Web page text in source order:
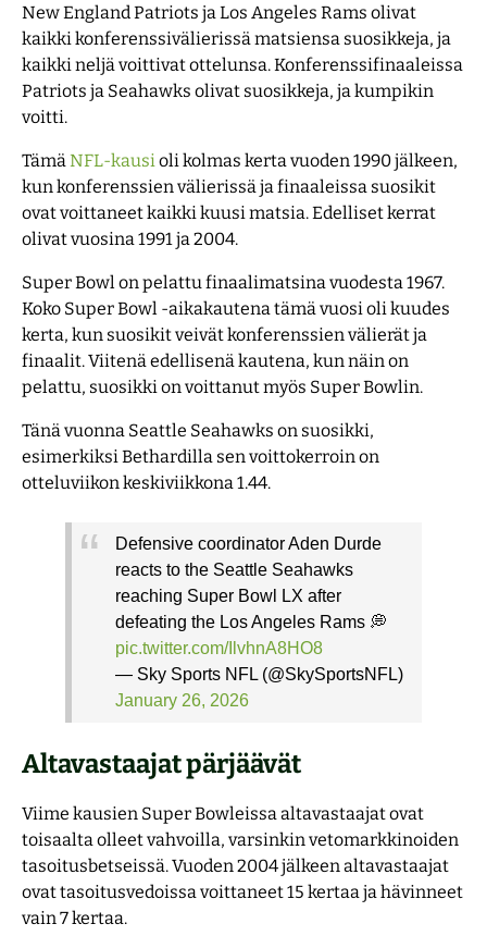
New England Patriots ja Los Angeles Rams olivat
kaikki konferenssivälierissä matsiensa suosikkeja, ja
kaikki neljä voittivat ottelunsa. Konferenssifinaaleissa
Patriots ja Seahawks olivat suosikkeja, ja kumpikin
voitti.
TämäNFL-kausioli kolmas kerta vuoden 1990 jälkeen,
kun konferenssien välierissä ja finaaleissa suosikit
ovat voittaneet kaikki kuusi matsia. Edelliset kerrat
olivat vuosina 1991 ja 2004.
Super Bowl on pelattu finaalimatsina vuodesta 1967.
Koko Super Bowl -aikakautena tämä vuosi oli kuudes
kerta, kun suosikit veivät konferenssien välierät ja
finaalit. Viitenä edellisenä kautena, kun näin on
pelattu, suosikki on voittanut myös Super Bowlin.
Tänä vuonna Seattle Seahawks on suosikki,
esimerkiksi Bethardilla sen voittokerroin on
otteluviikon keskiviikkona 1.44.
Defensive coordinator Aden Durde
reacts to the Seattle Seahawks
reaching Super Bowl LX after
defeating the Los Angeles Rams 💭
pic.twitter.com/IlvhnA8HO8
— Sky Sports NFL (@SkySportsNFL)
January 26, 2026
Altavastaajat pärjäävät
Viime kausien Super Bowleissa altavastaajat ovat
toisaalta olleet vahvoilla, varsinkin vetomarkkinoiden
tasoitusbetseissä. Vuoden 2004 jälkeen altavastaajat
ovat tasoitusvedoissa voittaneet 15 kertaa ja hävinneet
vain 7 kertaa.